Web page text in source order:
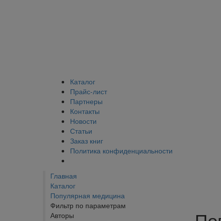
Каталог
Прайс-лист
Партнеры
Контакты
Новости
Статьи
Заказ книг
Политика конфиденциальности
Главная
Каталог
Популярная медицина
Фильтр по параметрам
Авторы